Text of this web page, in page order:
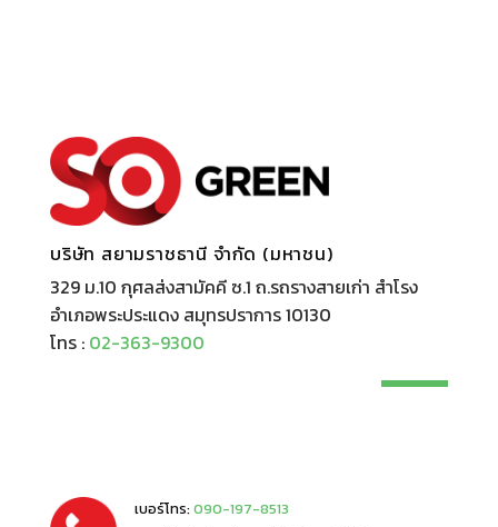
บริษัท สยามราชธานี จำกัด (มหาชน)
329 ม.10 กุศลส่งสามัคคี ซ.1 ถ.รถรางสายเก่า สำโรง
อำเภอพระประแดง สมุทรปราการ 10130
โทร : 02-363-9300
เบอร์โทร:090-197-8513